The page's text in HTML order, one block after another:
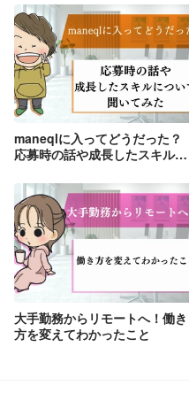
maneqlに入ってどうだった？
応募時の話や成長したスキルに
大手勤務からリモートへ！働き
方を変えてわかったこと